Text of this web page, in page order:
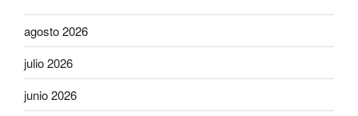
agosto 2026
julio 2026
junio 2026